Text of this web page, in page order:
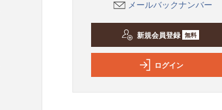
メールバックナンバー
新規会員登録 無料
ログイン